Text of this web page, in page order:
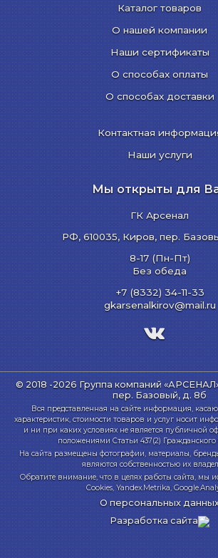
Каталог товаров
О нашей компании
Наши сертификаты
О способах оплаты
О способах доставки
Контактная
Наши услуги
Мы открыты для
ГК Арсенал
РФ, 610035, Киров, пер.
8-17 (Пн-Пт)
Без обеда
+7 (8332) 34-11-33
gkarsenalkirov@mail.ru
© 2018 -2026 Группа компаний
пер. Базовый, д. 8б
Вся представленная на сайте информация,
характеристик, стоимости товаров и услуг носит
и ни при каких условиях не является публичной
положениями Статьи 437(2) Гражданского
На сайта размещены фотографии, материалы,
являются собственностью их
Обратите внимание, что в целях работы сайта, мы
Cookies, Yandex.Metrika,
О персональных
Разработка сайта